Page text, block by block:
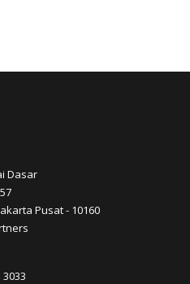
Dasar
Pusat - 10160
3033